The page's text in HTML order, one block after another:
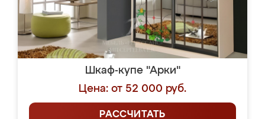
Шкаф-купе "Арки"
Цена: от 52 000 руб.
РАССЧИТАТЬ